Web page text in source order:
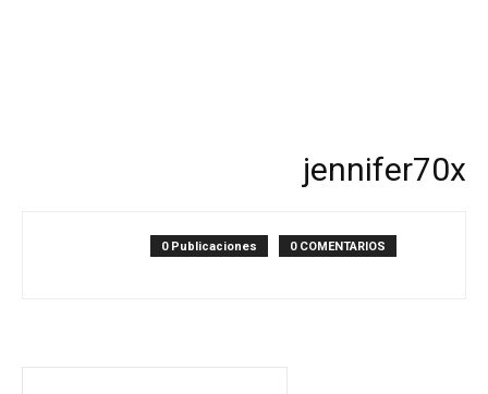
jennifer70x
0 Publicaciones 0 COMENTARIOS